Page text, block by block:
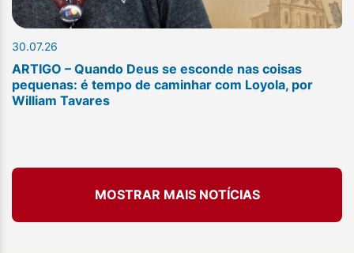
30.07.26
ARTIGO – Quando Deus se esconde nas coisas
pequenas: é tempo de caminhar com Loyola, por
William Tavares
MOSTRAR MAIS NOTÍCIAS